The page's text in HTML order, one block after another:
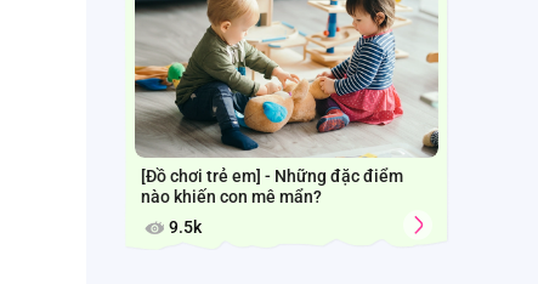
[Đồ chơi trẻ em] - Những đặc điểm
nào khiến con mê mẩn?
9.5k